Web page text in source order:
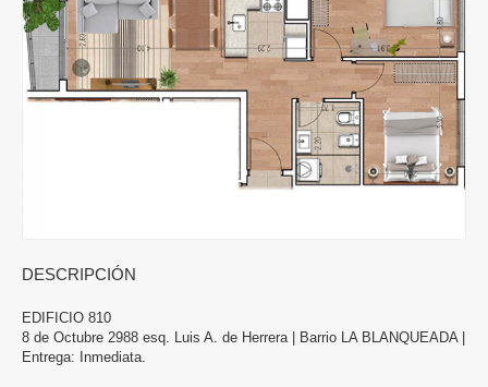
DESCRIPCIÓN
EDIFICIO 810
8 de Octubre 2988 esq. Luis A. de Herrera | Barrio LA BLANQUEADA |
Entrega: Inmediata.